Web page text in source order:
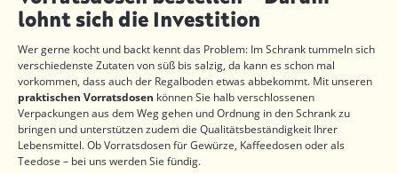
lohnt sich die Investition
Wer gerne kocht und backt kennt das Problem: Im Schrank tummeln sich
verschiedenste Zutaten von süß bis salzig, da kann es schon mal
vorkommen, dass auch der Regalboden etwas abbekommt. Mit unseren
praktischen Vorratsdosen können Sie halb verschlossenen
Verpackungen aus dem Weg gehen und Ordnung in den Schrank zu
bringen und unterstützen zudem die Qualitätsbeständigkeit Ihrer
Lebensmittel. Ob Vorratsdosen für Gewürze, Kaffeedosen oder als
Teedose – bei uns werden Sie fündig.